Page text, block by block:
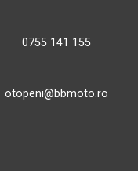
0755 141 155
otopeni@bbmoto.ro